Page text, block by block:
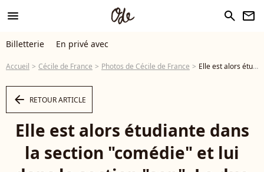
menu search newsletter
Billetterie En privé avec
Accueil Cécile de France Photos de Cécile de France Elle est alors étudiante dans la section "comédie" et lui dans la section "son". Le duo se marie quelques années plus tard en 2006... L'actrice Cécile de France assiste au photocall de La Passagère the lors du 15ème Festival du Film Francophone d'Angoulême, le 28 août 2022 à Angoulême, France. Photo par Franck Castel/Abaca - Photo
arrow_left RETOUR ARTICLE
Elle est alors étudiante dans
la section "comédie" et lui